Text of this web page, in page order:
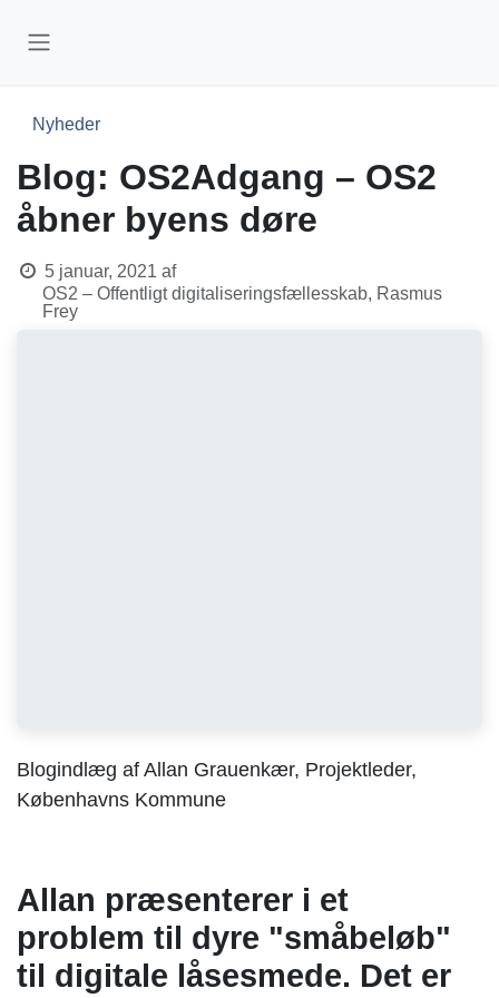
Nyheder
Blog: OS2Adgang – OS2
åbner byens døre
5 januar, 2021 af
OS2 – Offentligt digitaliseringsfællesskab, Rasmus
Frey
Blogindlæg af Allan Grauenkær, Projektleder,
Københavns Kommune
Allan præsenterer i et
problem til dyre "småbeløb"
til digitale låsesmede. Det er